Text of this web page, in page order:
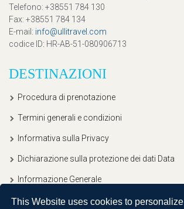
This Website uses cookies to personalize
Telefono: +38551 784 130
Fax: +38551 784 134
E-mail: info@ullitravel.com
codice ID: HR-AB-51-080906713
DESTINAZIONI
Procedura di prenotazione
Termini generali e condizioni
Informativa sulla Privacy
Dichiarazione sulla protezione dei dati Data
Informazione Generale